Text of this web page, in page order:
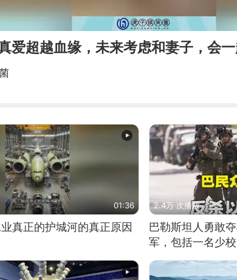
爱超越血缘，未来考虑和妻子，会一
01:36
真正的护城河的真正原因
2.4万 次播放
巴勒斯坦人勇敢
军，包括一名少校